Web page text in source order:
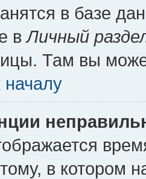
в базе
вЛичный
Там вы
началу
в котором